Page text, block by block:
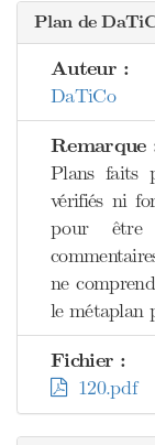
Plan de
Auteur :
DaTiCo
Remarque
Plans faits
vérifiés ni
pour
ne
le métaplan
Fichier :
120.pdf